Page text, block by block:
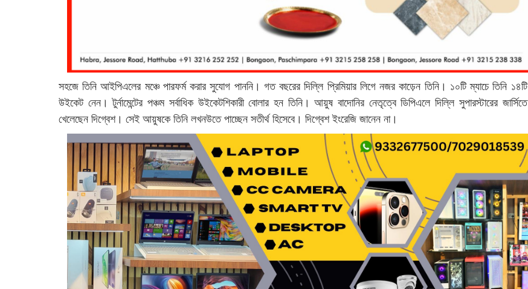
সহজে তিনি আইপিএলের মঞ্চে পারফর্ম করার সুযোগ পাননি। গত বছরের দিল্লি প্রিমিয়ার লিগে নজর কাড়েন তিনি। ১০টি ম্যাচে তিনি ১৪টি
উইকেট নেন। টুর্নামেন্টের পঞ্চম সর্বাধিক উইকেটশিকারী বোলার হন তিনি। আয়ুষ বাদোনির নেতৃত্বে ডিপিএলে দিল্লি সুপারস্টারের জার্সিতে
খেলেছেন দিগ্বেশ। সেই আয়ুষকে তিনি লখনউতে পাচ্ছেন সতীর্থ হিসেবে। দিগ্বেশ ইংরেজি জানেন না।